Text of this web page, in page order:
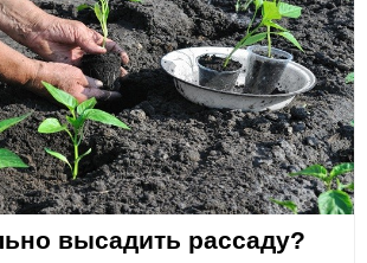
высадить рассаду?